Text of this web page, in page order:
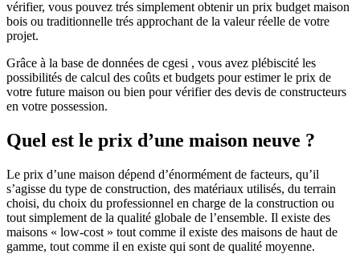
vérifier, vous pouvez trés simplement obtenir un prix budget maison
bois ou traditionnelle trés approchant de la valeur réelle de votre
projet.
Grâce à la base de données de cgesi , vous avez plébiscité les
possibilités de calcul des coûts et budgets pour estimer le prix de
votre future maison ou bien pour vérifier des devis de constructeurs
en votre possession.
Quel est le prix d’une maison neuve ?
Le prix d’une maison dépend d’énormément de facteurs, qu’il
s’agisse du type de construction, des matériaux utilisés, du terrain
choisi, du choix du professionnel en charge de la construction ou
tout simplement de la qualité globale de l’ensemble. Il existe des
maisons « low-cost » tout comme il existe des maisons de haut de
gamme, tout comme il en existe qui sont de qualité moyenne.